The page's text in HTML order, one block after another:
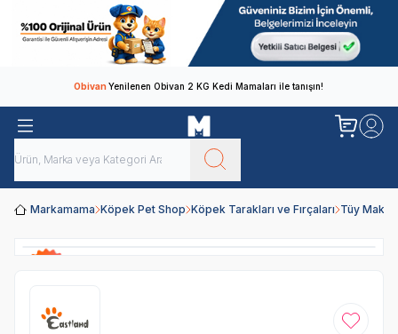
ObivanYenilenen Obivan 2 KG Kedi Mamaları ile tanışın!
Markamama Köpek Pet Shop Köpek Tarakları ve Fırçaları Tüy
Favoriye